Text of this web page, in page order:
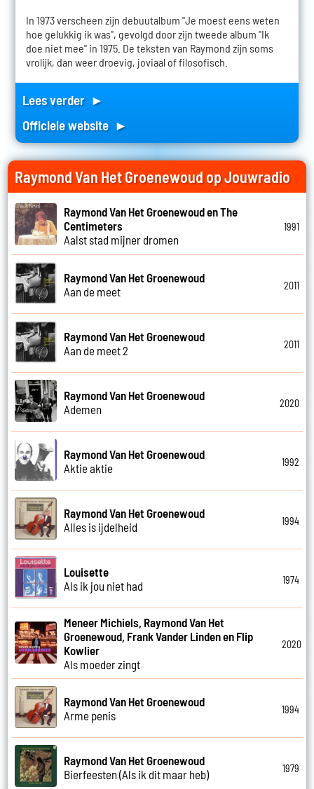
In 1973 verscheen zijn debuutalbum "Je moest eens weten
hoe gelukkig ik was", gevolgd door zijn tweede album "Ik
doe niet mee" in 1975. De teksten van Raymond zijn soms
vrolijk, dan weer droevig, joviaal of filosofisch.
Lees verder ►
Officiele website ►
Raymond Van Het Groenewoud op Jouwradio
Raymond Van Het Groenewoud en The
Centimeters
Aalst stad mijner dromen
1991
Raymond Van Het Groenewoud
Aan de meet
2011
Raymond Van Het Groenewoud
Aan de meet 2
2011
Raymond Van Het Groenewoud
Ademen
2020
Raymond Van Het Groenewoud
Aktie aktie
1992
Raymond Van Het Groenewoud
Alles is ijdelheid
1994
Louisette
Als ik jou niet had
1974
Meneer Michiels, Raymond Van Het
Groenewoud, Frank Vander Linden en Flip
Kowlier
Als moeder zingt
2020
Raymond Van Het Groenewoud
Arme penis
1994
Raymond Van Het Groenewoud
Bierfeesten (Als ik dit maar heb)
1979